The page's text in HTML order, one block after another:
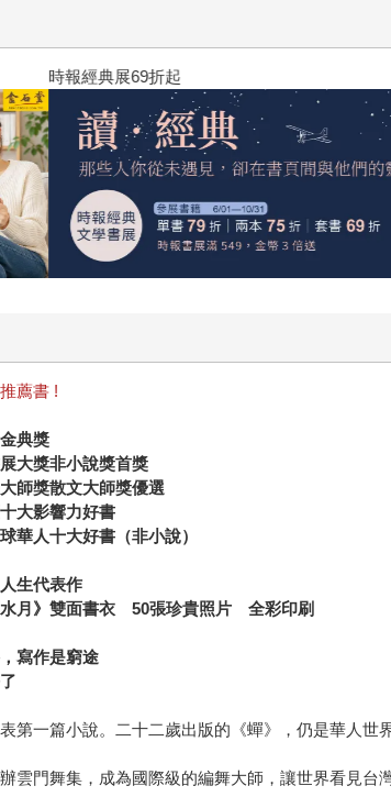
69折起
薦書 !
典獎
大獎非小說獎首獎
師獎散文大師獎優選
大影響力好書
華人十大好書（非小說）
生代表作
水月》雙面書衣 50張珍貴照片 全彩印刷
寫作是窮途
第一篇小說。二十二歲出版的《蟬》，仍是華人世
雲門舞集，成為國際級的編舞大師，讓世界看見台灣